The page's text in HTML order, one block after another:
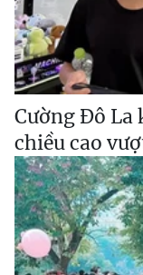
Cường Đô La
chiều cao